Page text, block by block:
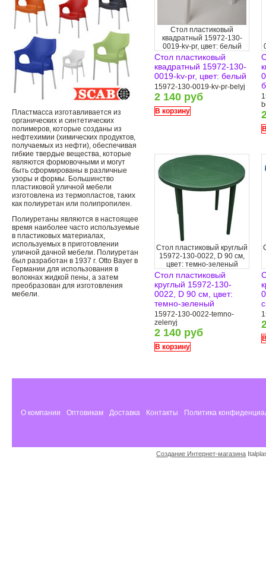
Пластмасса изготавливается из
органических и синтетических
полимеров, которые созданы из
нефтехимии (химических продуктов,
получаемых из нефти), обеспечивая
гибкие твердые вещества, которые
являются формовочными и могут
быть сформированы в различные
узоры и формы. Большинство
пластиковой уличной мебели
изготовлена ​​из термопластов, таких
как полиуретан или полипропилен.
Полиуретаны являются в настоящее
время наиболее часто используемые
в пластиковых материалах,
используемых в приготовлении
уличной дачной мебели. Полиуретан
был разработан в 1937 г. Otto Bayer в
Германии для использования в
волокнах жидкой пены, а затем
преобразован для изготовления
мебели.
Стол пластиковый
квадратный 15972-130-
0019-kv-pr, цвет: белый
Стол пластиковый
квадратный 15972-130-
0019-kv-pr, цвет: белый
15972-130-0019-kv-pr-belyj
2 140 руб
В корзину
Стол пластиковый круглый
15972-130-0022, D 90 см,
цвет: темно-зеленый
Стол пластиковый
круглый 15972-130-
0022, D 90 см, цвет:
темно-зеленый
15972-130-0022-temno-
zelenyj
2 140 руб
В корзину
О компании Оптовикам Доставка Контакты Политика
Создание Интернет-магазина